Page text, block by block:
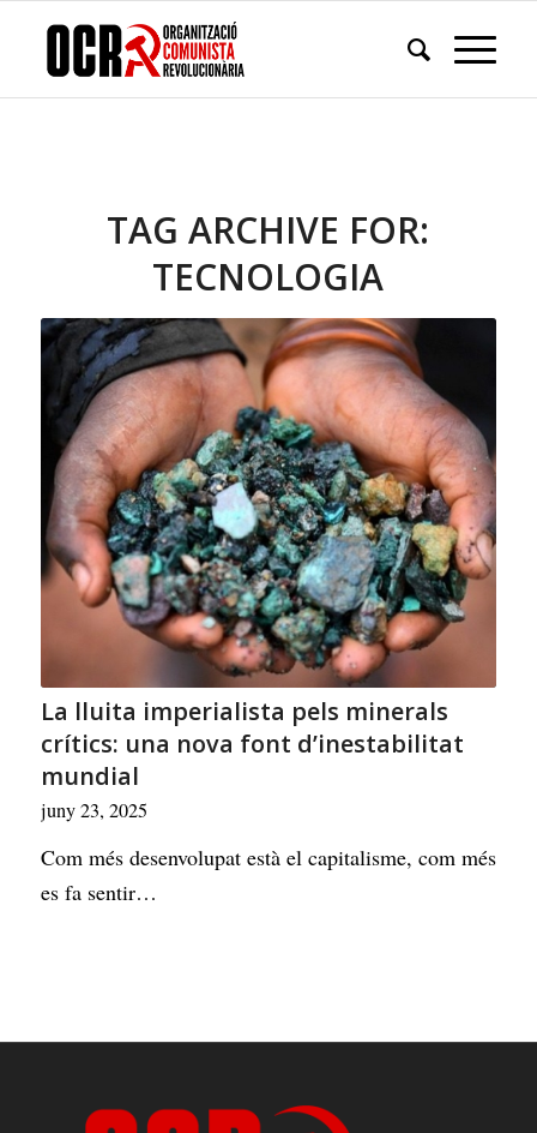
TAG ARCHIVE FOR:
TECNOLOGIA
La lluita imperialista pels minerals
crítics: una nova font d’inestabilitat
mundial
juny 23, 2025
Com més desenvolupat està el capitalisme, com més
es fa sentir…